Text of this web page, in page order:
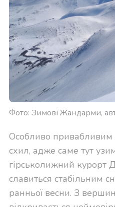
Фото: Зимові Жандарми,
Особливо привабливим
схил, адже саме тут
гірськолижний курорт
славиться стабільним
ранньої весни. З